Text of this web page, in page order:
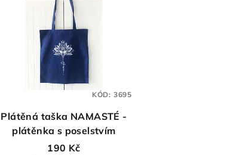
Plátěná taška NAMASTÉ -
plátěnka s poselstvím
190 Kč
KÓD: 3695